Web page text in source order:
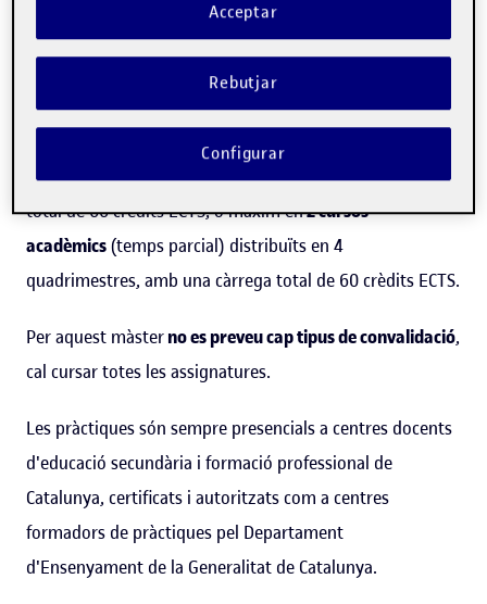
Catalunya és la responsable del procés de
El màster només es pot cursar en
complet)distribuït en 2 quadrimestres, amb una càrrega
total de 60 crèdits ECTS, o màxim en2 cursos
acadèmics(temps parcial) distribuïts en 4
quadrimestres, amb una càrrega total de 60 crèdits ECTS.
Per aquest màsterno es preveu cap tipus de convalidació,
cal cursar totes les assignatures.
Les pràctiques són sempre presencials a centres docents
d'educació secundària i formació professional de
Catalunya, certificats i autoritzats com a centres
formadors de pràctiques pel Departament
d'Ensenyament de la Generalitat de Catalunya.
Rebutjar
Acceptar
Configurar